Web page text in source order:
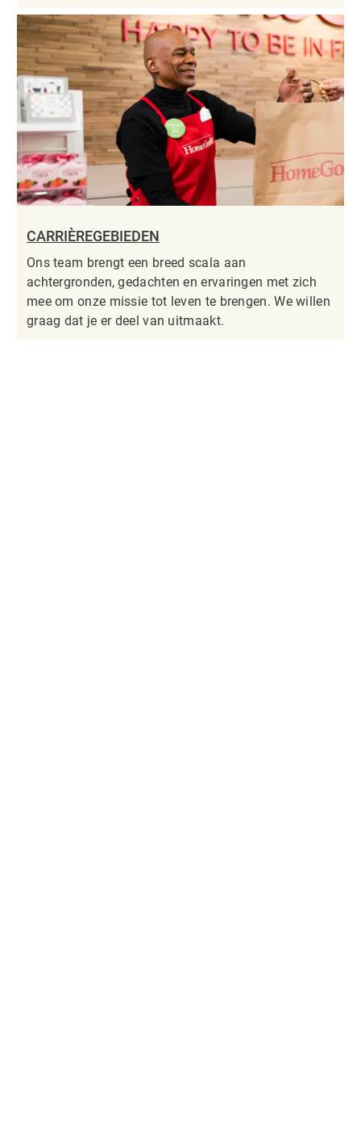
CARRIÈREGEBIEDEN
Ons team brengt een breed scala aan
achtergronden, gedachten en ervaringen met zich
mee om onze missie tot leven te brengen. We willen
graag dat je er deel van uitmaakt.